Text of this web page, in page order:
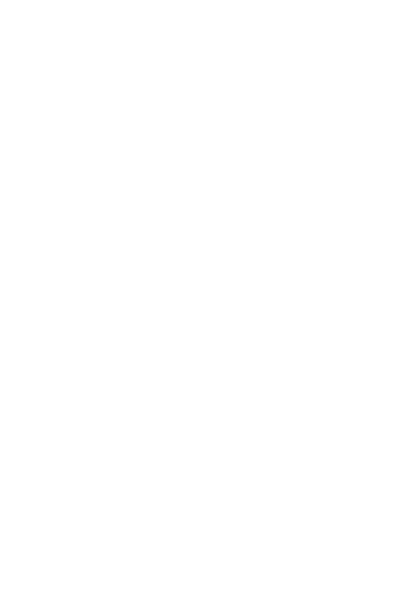
del equipo amateur y
más polémicas ni que se
Además, hemos tenido
que ningún aficionado se
que se instale una valla.
para que nadie pase por
directiva. Estando el público
al terreno de juego o a
de los aficionados locales
en algunos momentos se
respecto a la presencia del
cómo se comporta la
unas sanciones de carácter
partido del sábado pasado,
equipo amateur recuerda
que esto siga así,